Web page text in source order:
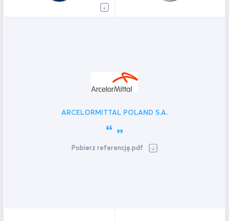
ARCELORMITTAL POLAND S.A.
Pobierz referencję.pdf